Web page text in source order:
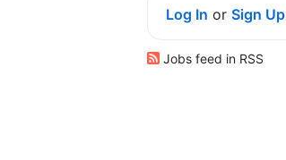
Log In or Sign Up
Jobs feed in RSS